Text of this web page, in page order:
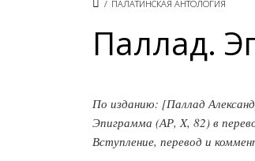
/ ПАЛАТИНСКАЯ АНТОЛОГИЯ
Паллад.
По изданию: [Паллад
Эпиграмма (АР, X, 82) в
Вступление, перевод и